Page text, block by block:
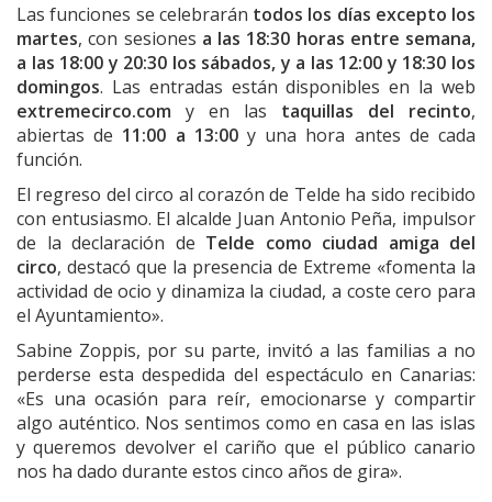
Las funciones se celebrarán todos los días excepto los
martes, con sesiones a las 18:30 horas entre semana,
a las 18:00 y 20:30 los sábados, y a las 12:00 y 18:30 los
domingos. Las entradas están disponibles en la web
extremecirco.com y en las taquillas del recinto,
abiertas de 11:00 a 13:00y una hora antes de cada
función.
El regreso del circo al corazón de Telde ha sido recibido
con entusiasmo. El alcalde Juan Antonio Peña, impulsor
de la declaración de Telde como ciudad amiga del
circo, destacó que la presencia de Extreme «fomenta la
actividad de ocio y dinamiza la ciudad, a coste cero para
el Ayuntamiento».
Sabine Zoppis, por su parte, invitó a las familias a no
perderse esta despedida del espectáculo en Canarias:
«Es una ocasión para reír, emocionarse y compartir
algo auténtico. Nos sentimos como en casa en las islas
y queremos devolver el cariño que el público canario
nos ha dado durante estos cinco años de gira».